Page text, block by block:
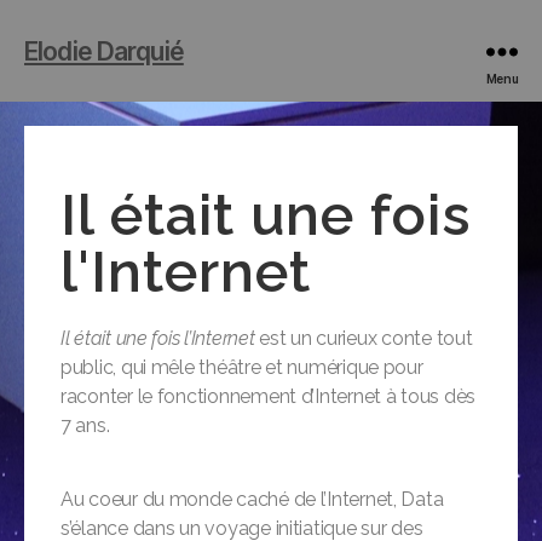
Elodie Darquié
Menu
Il était une fois
l'Internet
Il était une fois l’Internet est un curieux conte tout
public, qui mêle théâtre et numérique pour
raconter le fonctionnement d’Internet à tous dès
7 ans.
Au coeur du monde caché de l’Internet, Data
s’élance dans un voyage initiatique sur des